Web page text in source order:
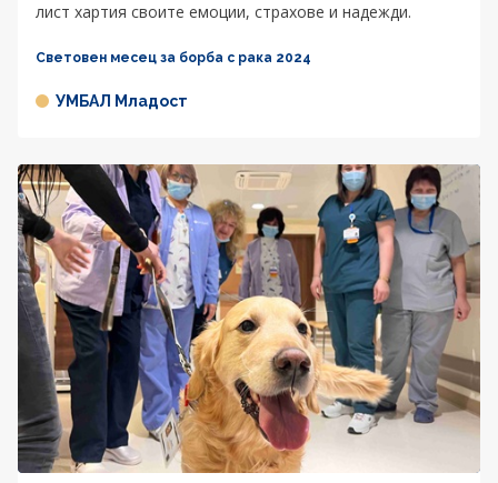
лист хартия своите емоции, страхове и надежди.
Световен месец за борба с рака 2024
УМБАЛ Младост